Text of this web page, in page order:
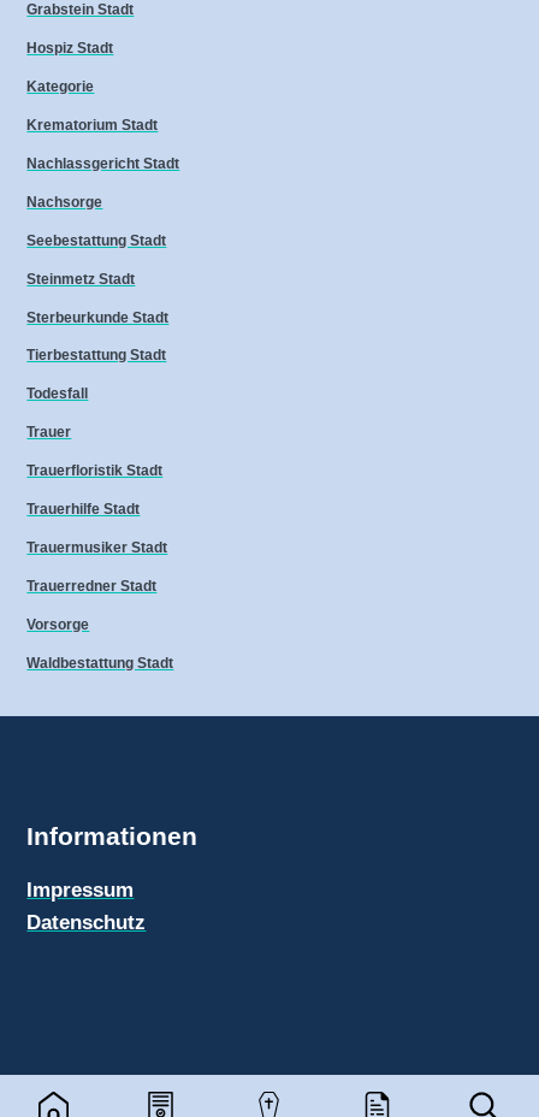
Grabstein Stadt
Hospiz Stadt
Kategorie
Krematorium Stadt
Nachlassgericht Stadt
Nachsorge
Seebestattung Stadt
Steinmetz Stadt
Sterbeurkunde Stadt
Tierbestattung Stadt
Todesfall
Trauer
Trauerfloristik Stadt
Trauerhilfe Stadt
Trauermusiker Stadt
Trauerredner Stadt
Vorsorge
Waldbestattung Stadt
Informationen
Impressum
Datenschutz